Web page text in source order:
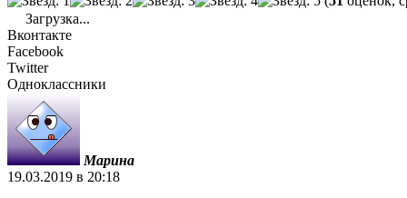
Загрузка...
Вконтакте
Facebook
Twitter
Одноклассники
Марина
19.03.2019 в 20:18